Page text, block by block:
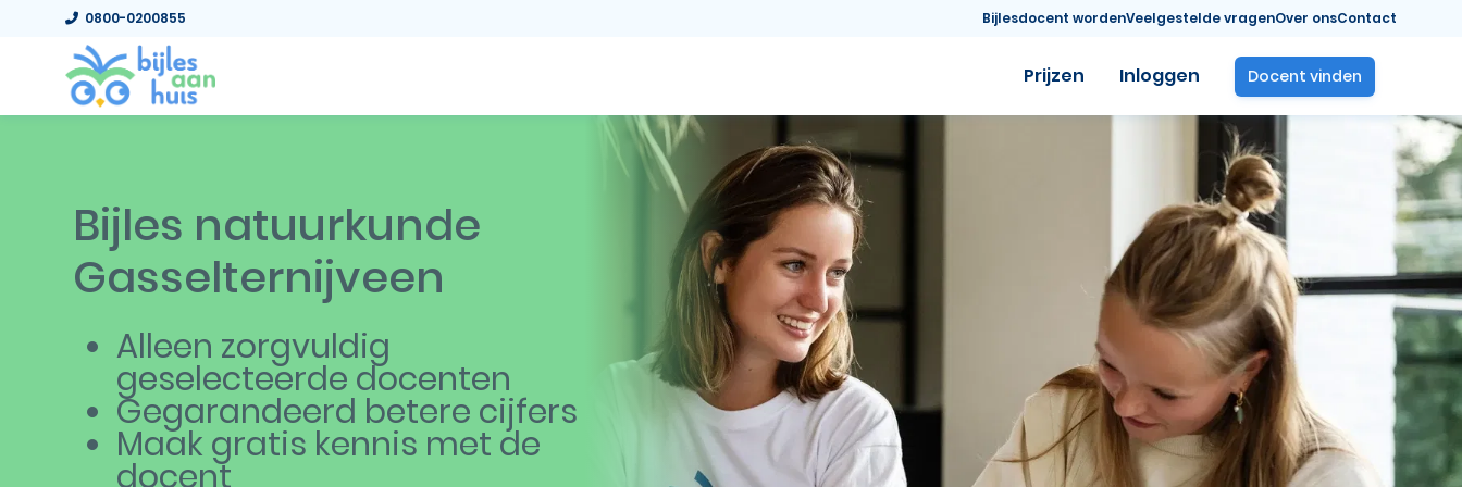
0800-0200855 Bijlesdocent wordenVeelgestelde vragenOver onsContact
Prijzen Inloggen Docent vinden
Bijles natuurkunde
Gasselternijveen
Alleen zorgvuldig
geselecteerde docenten
Gegarandeerd betere cijfers
Maak gratis kennis met de
docent